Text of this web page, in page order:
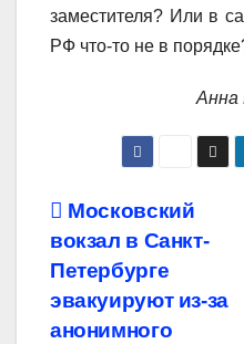
заместителя? Или в
РФ что-то не в
Анна
Навигация
по
записям
Московский
вокзал в Санкт-
Петербурге
эвакуируют из-за
анонимного